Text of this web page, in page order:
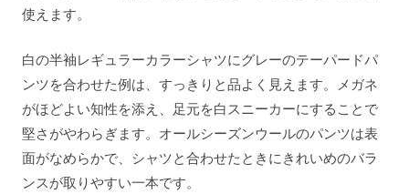
使えます。
白の半袖レギュラーカラーシャツにグレーのテーパードパ
ンツを合わせた例は、すっきりと品よく見えます。メガネ
がほどよい知性を添え、足元を白スニーカーにすることで
堅さがやわらぎます。オールシーズンウールのパンツは表
面がなめらかで、シャツと合わせたときにきれいめのバラ
ンスが取りやすい一本です。